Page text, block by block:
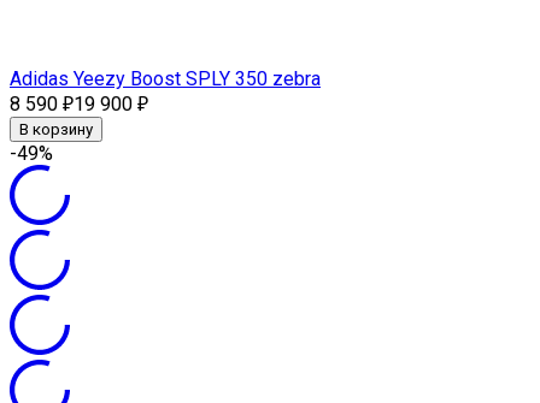
Adidas Yeezy Boost SPLY 350 zebra
8 590 ₽19 900 ₽
В корзину
-49%